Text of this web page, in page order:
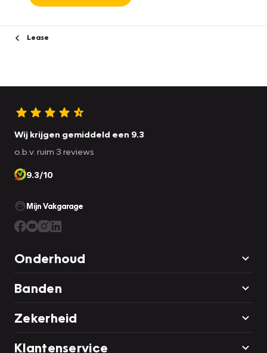
Lease
Wij krijgen gemiddeld een 9.3
o.b.v. ruim 3 reviews
9.3/10
Mijn Vakgarage
Onderhoud
Banden
Zekerheid
Klantenservice